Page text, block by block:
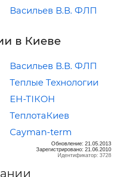
Васильев В.В. ФЛП
в Киеве
Васильев В.В. ФЛП
Теплые Технологии
ЕН-ТІКОН
ТеплотаКиев
Cayman-term
Обновление: 21.05.2013
Зарегистрировано: 21.06.2010
Идентификатор: 3728